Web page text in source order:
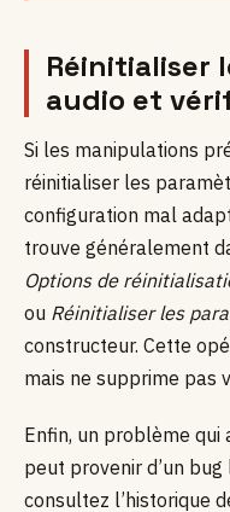
Réinitialiser
audio et
Si les manipulations
réinitialiser les
configuration mal
trouve généralement
Options de
ou Réinitialiser les
constructeur. Cette
mais ne supprime pas
Enfin, un problème
peut provenir d’un
consultez l’historique